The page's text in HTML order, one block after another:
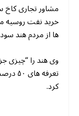
مشاور تجاری کاخ
خرید نفت روسیه
ها از مردم هند
وی هند را “چیزی
کرد.